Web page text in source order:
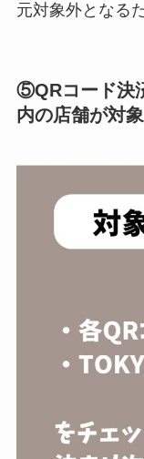
元対象外となる
⑤QRコード決
内の店舗が対象